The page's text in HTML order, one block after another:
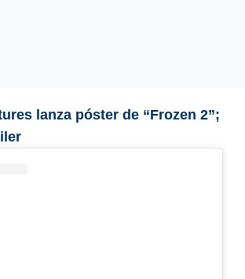
lanza póster de “Frozen 2”;